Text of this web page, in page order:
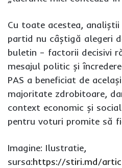
Cu toate acestea,
partid nu câștigă alegeri
buletin – factorii decisivi
mesajul politic și
PAS a beneficiat de
majoritate zdrobitoare,
context economic și
pentru voturi promite să
Imagine: Ilustratie,
sursa:https://stiri.md/